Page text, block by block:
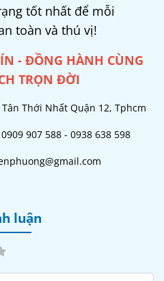
tốt nhất để mỗi
toàn và thú vị!
- ĐỒNG HÀNH CÙNG
TRỌN ĐỜI
Thới Nhất Quận 12, Tphcm
907 588 - 0938 638 598
luận